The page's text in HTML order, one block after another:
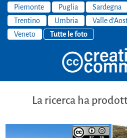
Piemonte
Puglia Sardegna
Trentino
Umbria
Valle
Veneto
Tutte le foto
La ricerca ha